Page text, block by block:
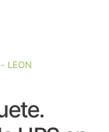
LEON